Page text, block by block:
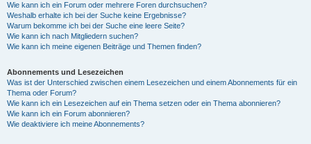
Wie kann ich ein Forum oder mehrere Foren durchsuchen?
Weshalb erhalte ich bei der Suche keine Ergebnisse?
Warum bekomme ich bei der Suche eine leere Seite?
Wie kann ich nach Mitgliedern suchen?
Wie kann ich meine eigenen Beiträge und Themen finden?
Abonnements und Lesezeichen
Was ist der Unterschied zwischen einem Lesezeichen und einem Abonnements für ein
Thema oder Forum?
Wie kann ich ein Lesezeichen auf ein Thema setzen oder ein Thema abonnieren?
Wie kann ich ein Forum abonnieren?
Wie deaktiviere ich meine Abonnements?